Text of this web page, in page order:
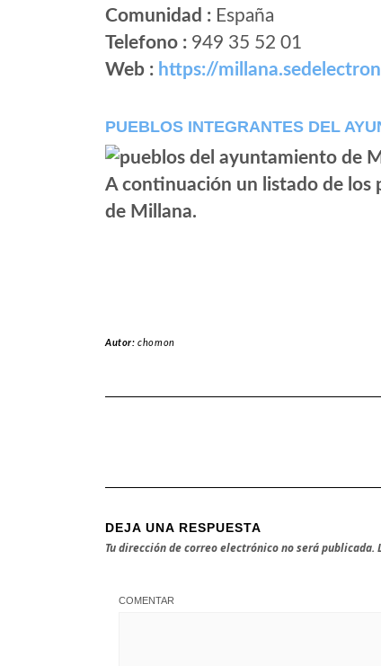
Comunidad : España
Telefono : 949 35 52 01
Web : https://
PUEBLOS INTEGRANTES DEL
A continuación un listado de
de Millana.
Autor:chomon
DEJA UNA RESPUESTA
Tu dirección de correo electrónico no será publicada.
COMENTAR